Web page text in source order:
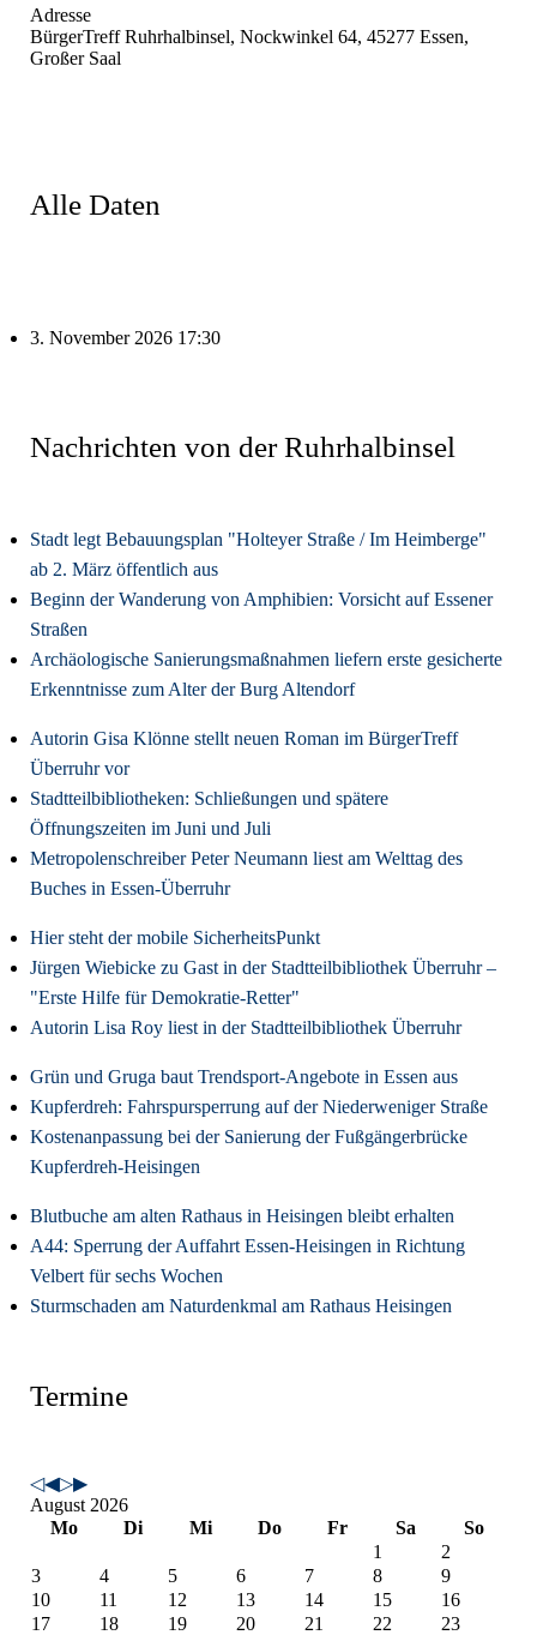
Adresse
BürgerTreff Ruhrhalbinsel, Nockwinkel 64, 45277 Essen,
Großer Saal
Alle Daten
3. November 2026 17:30
Nachrichten von der Ruhrhalbinsel
Stadt legt Bebauungsplan "Holteyer Straße / Im Heimberge"
ab 2. März öffentlich aus
Beginn der Wanderung von Amphibien: Vorsicht auf Essener
Straßen
Archäologische Sanierungsmaßnahmen liefern erste gesicherte
Erkenntnisse zum Alter der Burg Altendorf
Autorin Gisa Klönne stellt neuen Roman im BürgerTreff
Überruhr vor
Stadtteilbibliotheken: Schließungen und spätere
Öffnungszeiten im Juni und Juli
Metropolenschreiber Peter Neumann liest am Welttag des
Buches in Essen-Überruhr
Hier steht der mobile SicherheitsPunkt
Jürgen Wiebicke zu Gast in der Stadtteilbibliothek Überruhr –
"Erste Hilfe für Demokratie-Retter"
Autorin Lisa Roy liest in der Stadtteilbibliothek Überruhr
Grün und Gruga baut Trendsport-Angebote in Essen aus
Kupferdreh: Fahrspursperrung auf der Niederweniger Straße
Kostenanpassung bei der Sanierung der Fußgängerbrücke
Kupferdreh-Heisingen
Blutbuche am alten Rathaus in Heisingen bleibt erhalten
A44: Sperrung der Auffahrt Essen-Heisingen in Richtung
Velbert für sechs Wochen
Sturmschaden am Naturdenkmal am Rathaus Heisingen
Termine
August 2026
Mo
Di Mi Do Fr Sa
So
1
2
3
4 5 6 7 8
9
10
11 12 13 14 15
16
17
18 19 20 21 22
23